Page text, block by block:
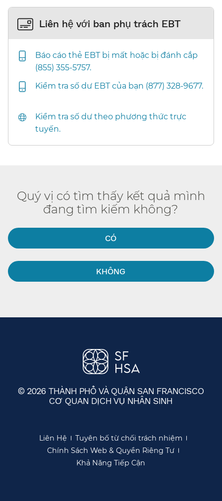
Liên hệ với ban phụ trách EBT​​
Báo cáo thẻ EBT bị mất hoặc bị đánh cắp
(855) 355-5757.​​
Kiểm tra số dư EBT của bạn (877) 328-9677.​​
Kiểm tra số dư theo phương thức trực
tuyến.​​
Quý vị có tìm thấy kết quả mình
đang tìm kiếm không?​​
CÓ​​
KHÔNG​​
© 2026 THÀNH PHỐ VÀ QUẬN SAN FRANCISCO
CƠ QUAN DỊCH VỤ NHÂN SINH
Liên Hệ​​
Tuyên bố từ chối trách nhiệm​​
Chính Sách Web & Quyền Riêng Tư​​
Khả Năng Tiếp Cận​​